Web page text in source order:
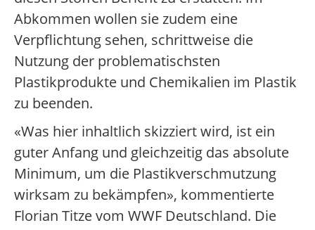
Abkommen wollen sie zudem eine
Verpflichtung sehen, schrittweise die
Nutzung der problematischsten
Plastikprodukte und Chemikalien im Plastik
zu beenden.
«Was hier inhaltlich skizziert wird, ist ein
guter Anfang und gleichzeitig das absolute
Minimum, um die Plastikverschmutzung
wirksam zu bekämpfen», kommentierte
Florian Titze vom WWF Deutschland. Die